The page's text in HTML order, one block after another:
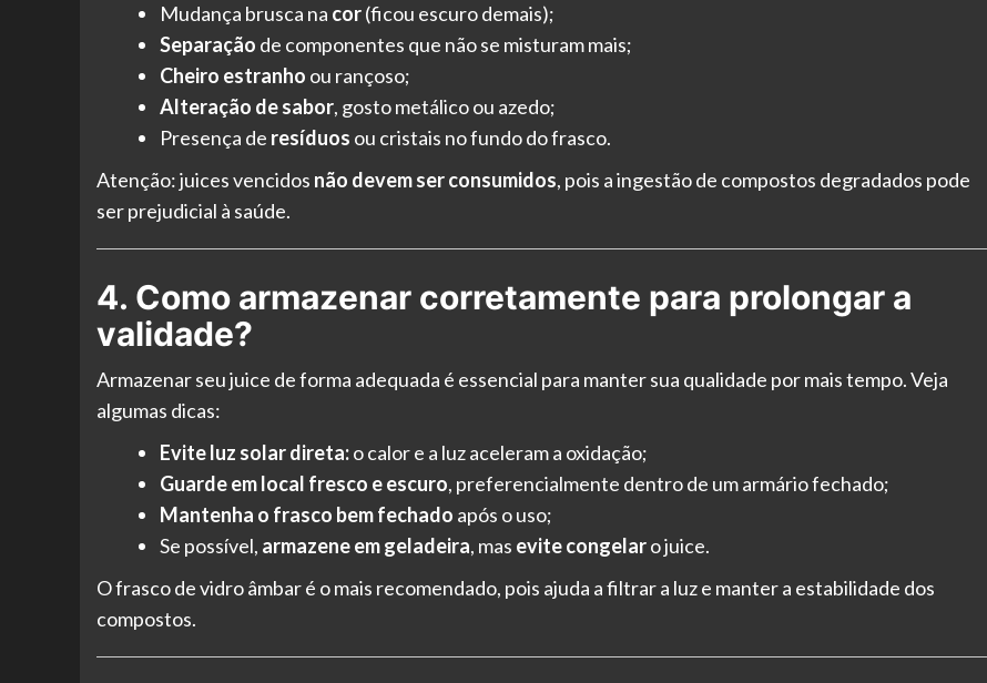
Mudança brusca na cor(ficou escuro demais);
Separação de componentes que não se misturam mais;
Cheiro estranho ou rançoso;
Alteração de sabor, gosto metálico ou azedo;
Presença de resíduos ou cristais no fundo do frasco.
Atenção: juices vencidos não devem ser consumidos, pois a ingestão de compostos degradados pode
ser prejudicial à saúde.
4. Como armazenar corretamente para prolongar a
validade?
Armazenar seu juice de forma adequada é essencial para manter sua qualidade por mais tempo. Veja
algumas dicas:
Evite luz solar direta:o calor e a luz aceleram a oxidação;
Guarde em local fresco e escuro, preferencialmente dentro de um armário fechado;
Mantenha o frasco bem fechado após o uso;
Se possível, armazene em geladeira, mas evite congelaro juice.
O frasco de vidro âmbar é o mais recomendado, pois ajuda a filtrar a luz e manter a estabilidade dos
compostos.